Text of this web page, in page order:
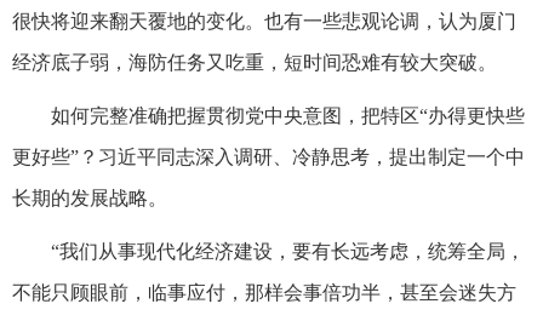
很快将迎来翻天覆地的变化。也有一些悲观论调，认为厦门
经济底子弱，海防任务又吃重，短时间恐难有较大突破。
如何完整准确把握贯彻党中央意图，把特区“办得更快些
更好些”？习近平同志深入调研、冷静思考，提出制定一个中
长期的发展战略。
“我们从事现代化经济建设，要有长远考虑，统筹全局，
不能只顾眼前，临事应付，那样会事倍功半，甚至会迷失方